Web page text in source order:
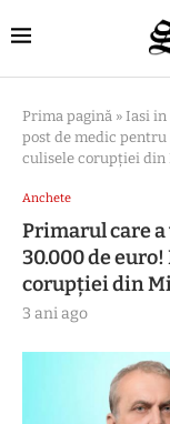
Prima pagină » Iasi in
post de medic
culisele corupției din
Anchete
Primarul care
30.000 de
corupției din
3 ani ago